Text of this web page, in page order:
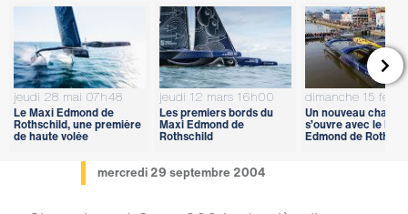
jeudi 28 mai 07h48
Le Maxi Edmond de
Rothschild, une première
de haute volée
jeudi 12 mars 16h00
Les premiers bords du
Maxi Edmond de
Rothschild
dimanche 15
Un nouveau
s’ouvre avec le Maxi
Edmond de

mercredi 29 septembre 2004